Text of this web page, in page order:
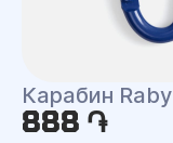
Карабин Raby
888 ֏